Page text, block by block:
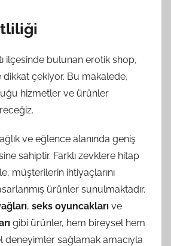
ilçesinde bulunan erotik shop,
çekiyor. Bu makalede,
hizmetler ve ürünler
ve eğlence alanında geniş
sahiptir. Farklı zevklere hitap
müşterilerin ihtiyaçlarını
ürünler sunulmaktadır.
, seks oyuncakları ve
gibi ürünler, hem bireysel hem
deneyimler sağlamak amacıyla